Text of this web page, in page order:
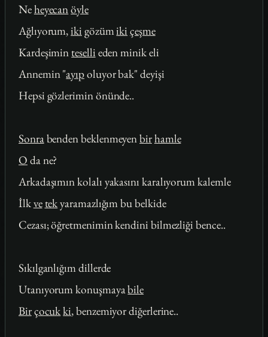
Neheyecanöyle
Ağlıyorum,iki gözümiki çeşme
Kardeşimin teselli eden minik eli
Annemin "ayıpoluyor bak" deyişi
Hepsi gözlerimin önünde..
Sonrabenden beklenmeyenbirhamle
O da ne?
Arkadaşımın kolalı yakasını karalıyorum kalemle
İlkve tekyaramazlığım bu belkide
Cezası; öğretmenimin kendini bilmezliği bence..
Sıkılganlığım dillerde
Utanıyorum konuşmayabile
Birçocukki, benzemiyor diğerlerine..